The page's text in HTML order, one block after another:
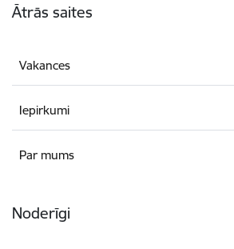
Ātrās saites
Vakances
Iepirkumi
Par mums
Noderīgi